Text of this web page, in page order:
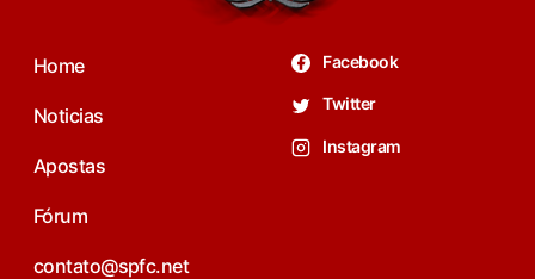
Home
Noticias
Apostas
Fórum
contato@spfc.net
Facebook
Twitter
Instagram